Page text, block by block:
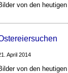
von den
April 2014
von den